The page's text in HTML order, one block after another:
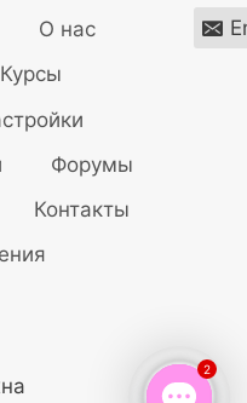
О нас
Форумы
Контакты
2